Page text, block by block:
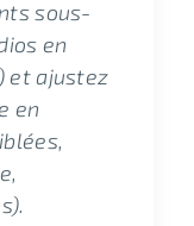
sous-
en
et ajustez
en